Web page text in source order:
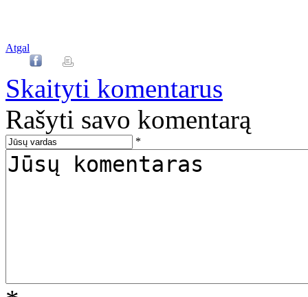
Atgal
Skaityti komentarus
Rašyti savo komentarą
*